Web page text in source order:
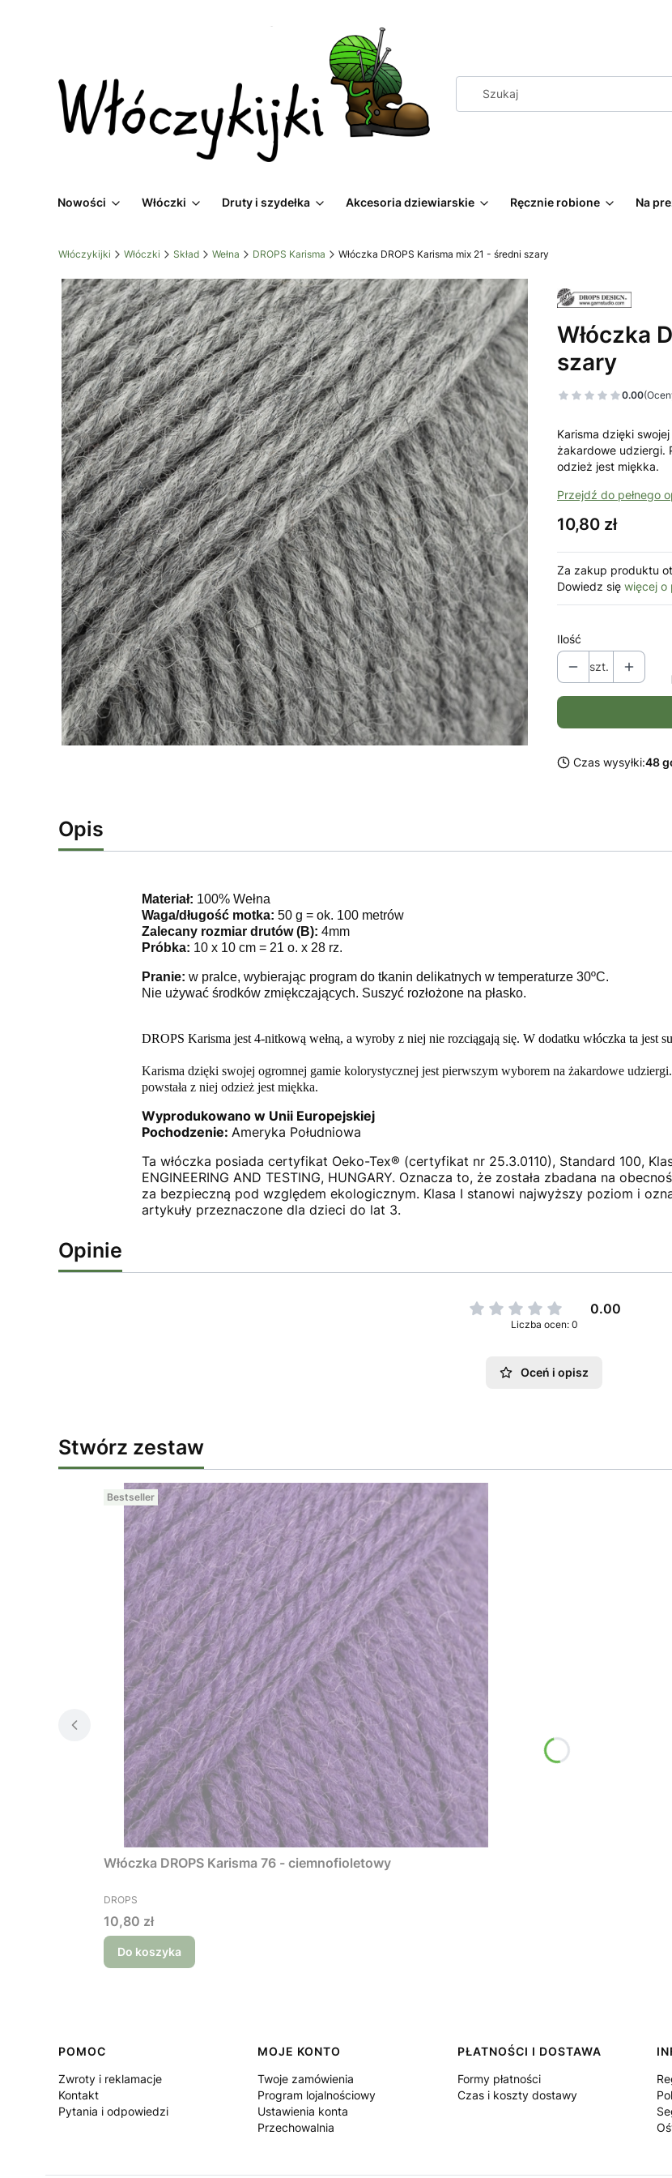
Nowości Włóczki Druty i szydełka Akcesoria dziewiarskie Ręcznie robione Na
Włóczykijki Włóczki Skład Wełna DROPS Karisma Włóczka DROPS Karisma mix 21 - średni szary
Włóczka
szary
0.00
Karisma dzięki
żakardowe udziergi.
odzież jest miękka.
Przejdź do pełnego
Cena
10,80 zł
Za zakup produktu
Dowiedz się więcej o
Ilość
szt.
Czas wysyłki:48
Opis
Materiał: 100% Wełna
Waga/długość motka: 50 g = ok. 100 metrów
Zalecany rozmiar drutów (B): 4mm
Próbka: 10 x 10 cm = 21 o. x 28 rz.
Pranie: w pralce, wybierając program do tkanin delikatnych w temperaturze 30ºC.
Nie używać środków zmiękczających. Suszyć rozłożone na płasko.
DROPS Karisma jest 4-nitkową wełną, a wyroby z niej nie rozciągają się. W dodatku włóczka ta jest
Karisma dzięki swojej ogromnej gamie kolorystycznej jest pierwszym wyborem na żakardowe
powstała z niej odzież jest miękka.
Wyprodukowano w Unii Europejskiej
Pochodzenie: Ameryka Południowa
Ta włóczka posiada certyfikat Oeko-Tex® (certyfikat nr 25.3.0110), Standard 100,
ENGINEERING AND TESTING, HUNGARY. Oznacza to, że została zbadana na
za bezpieczną pod względem ekologicznym. Klasa I stanowi najwyższy poziom i
artykuły przeznaczone dla dzieci do lat 3.
Opinie
0.00
Liczba ocen: 0
Oceń i opisz
Stwórz zestaw
Bestseller
Włóczka DROPS Karisma 76 - ciemnofioletowy
PRODUCENT
DROPS
Cena
10,80 zł
Do koszyka
Linki w stopce
POMOC
Zwroty i reklamacje
Kontakt
Pytania i odpowiedzi
MOJE KONTO
Twoje zamówienia
Program lojalnościowy
Ustawienia konta
Przechowalnia
PŁATNOŚCI I DOSTAWA
Formy płatności
Czas i koszty dostawy